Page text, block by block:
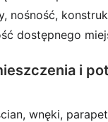
nośność,
dostępnego
i
wnęki,